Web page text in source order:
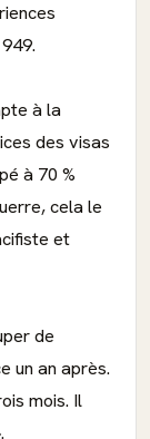
à la
des visas
à 70 %
cela le
et
de
un an après.
mois. Il